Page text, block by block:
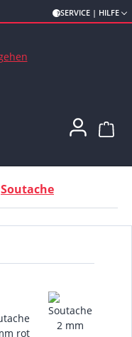
SERVICE | HILFE
Soutache